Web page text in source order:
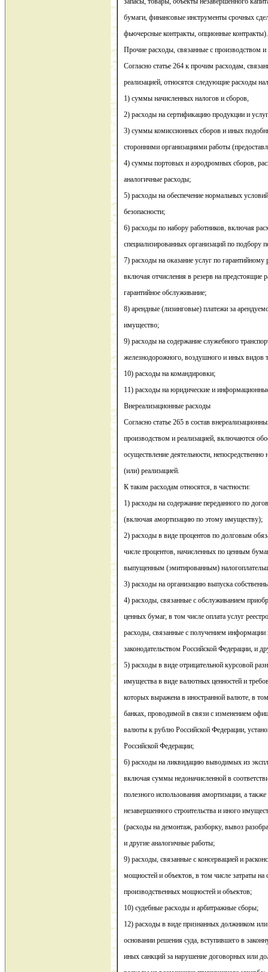
бумаги, финансовые инструменты срочных
фьючерсные контракты, опционные контракты).
Прочие расходы, связанные с производством и
Согласно статье 264 к прочим расходам,
реализацией, относятся следующие расходы
1) суммы начисленных налогов и сборов,
2) расходы на сертификацию продукции и
3) суммы комиссионных сборов и иных
сторонними организациями работы
4) суммы портовых и аэродромных сборов,
аналогичные расходы;
5) расходы на обеспечение нормальных
безопасности;
6) расходы по набору работников, включая
специализированных организаций по подбору
7) расходы на оказание услуг по
включая отчисления в резерв на предстоящие
гарантийное обслуживание;
8) арендные (лизинговые) платежи за
имущество;
9) расходы на содержание служебного
железнодорожного, воздушного и иных видов
10) расходы на командировки;
11) расходы на юридические и
Внереализационные расходы
Согласно статье 265 в состав
производством и реализацией, включаются
осуществление деятельности,
(или) реализацией.
К таким расходам относятся, в частности:
1) расходы на содержание переданного по
(включая амортизацию по этому имуществу);
2) расходы в виде процентов по долговым
числе процентов, начисленных по ценным
выпущенным (эмитированным)
3) расходы на организацию выпуска
4) расходы, связанные с обслуживанием
ценных бумаг, в том числе оплата услуг
расходы, связанные с получением информации
законодательством Российской Федерации, и
5) расходы в виде отрицательной курсовой
имущества в виде валютных ценностей и
которых выражена в иностранной валюте, в
банках, проводимой в связи с изменением
валюты к рублю Российской Федерации,
Российской Федерации;
6) расходы на ликвидацию выводимых из
включая суммы недоначисленной в
полезного использования амортизации, а
незавершенного строительства и иного
(расходы на демонтаж, разборку, вывоз
и другие аналогичные работы;
9) расходы, связанные с консервацией и
мощностей и объектов, в том числе затраты на
производственных мощностей и объектов;
10) судебные расходы и арбитражные сборы;
12) расходы в виде признанных должником
основании решения суда, вступившего в
иных санкций за нарушение договорных или